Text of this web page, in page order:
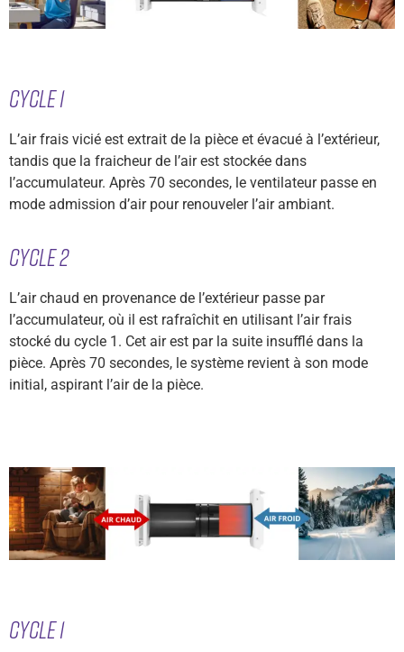
Cycle 1
L’air frais vicié est extrait de la pièce et évacué à l’extérieur,
tandis que la fraicheur de l’air est stockée dans
l’accumulateur. Après 70 secondes, le ventilateur passe en
mode admission d’air pour renouveler l’air ambiant.
Cycle 2
L’air chaud en provenance de l’extérieur passe par
l’accumulateur, où il est rafraîchit en utilisant l’air frais
stocké du cycle 1. Cet air est par la suite insufflé dans la
pièce. Après 70 secondes, le système revient à son mode
initial, aspirant l’air de la pièce.
Cycle 1